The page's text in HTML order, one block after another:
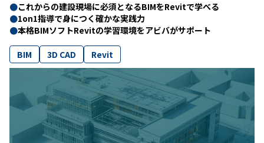
●これからの建設現場に必須となるBIMをRevitで学べる
●1on1指導で身につく確かな実践力
●本格BIMソフトRevitの学習環境をアビバがサポート
BIM 3D CAD Revit